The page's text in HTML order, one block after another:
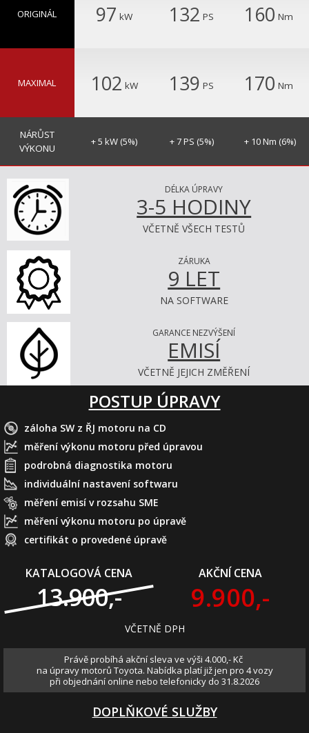
ORIGINÁL 97 kW 132 PS 160 Nm
MAXIMAL 102 kW 139 PS 170 Nm
NÁRŮST
VÝKONU
+ 5 kW (5%) + 7 PS (5%) + 10 Nm (6%)
DÉLKA ÚPRAVY
3-5 HODINY
VČETNĚ VŠECH TESTŮ
ZÁRUKA
9 LET
NA SOFTWARE
GARANCE NEZVÝŠENÍ
EMISÍ
VČETNĚ JEJICH ZMĚŘENÍ
POSTUP ÚPRAVY
záloha SW z ŘJ motoru na CD
měření výkonu motoru před úpravou
podrobná diagnostika motoru
individuální nastavení softwaru
měření emisí v rozsahu SME
měření výkonu motoru po úpravě
certifikát o provedené úpravě
KATALOGOVÁ CENA
13.900,-
AKČNÍ CENA
9.900,-
VČETNĚ DPH
Právě probíhá akční sleva ve výši 4.000,- Kč
na úpravy motorů Toyota. Nabídka platí již jen pro 4 vozy
při objednání online nebo telefonicky do 31.8.2026
DOPLŇKOVÉ SLUŽBY